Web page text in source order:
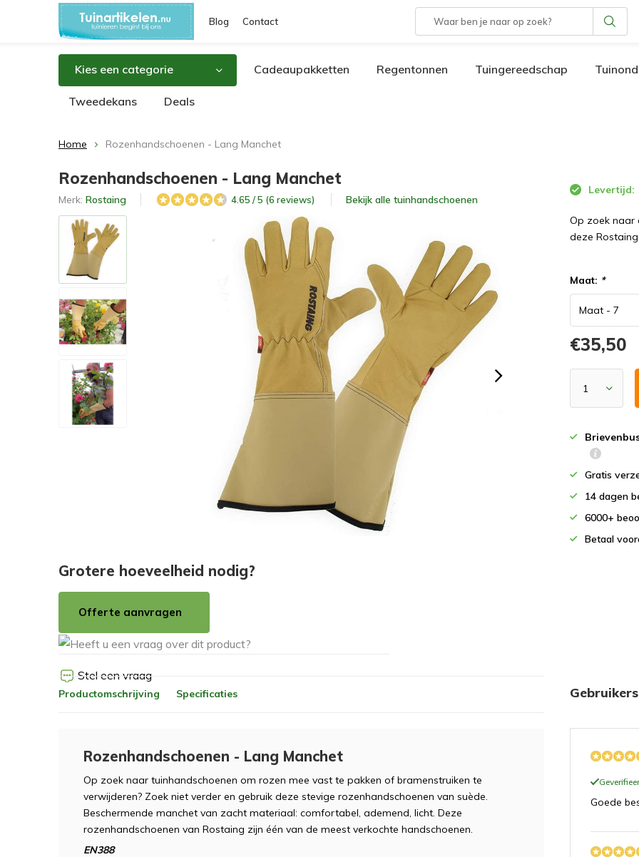
Blog Contact
Kies een categorie Cadeaupakketten Regentonnen Tuingereedschap
Tweedekans Deals
Home Rozenhandschoenen - Lang Manchet
Rozenhandschoenen - Lang Manchet
Merk: Rostaing 4.65 / 5 (6 reviews) Bekijk alle tuinhandschoenen
Levertijd:
Op zoek naar
deze
Maat: *
€35,50
Gratis
14 dagen
6000+
Betaal
Grotere hoeveelheid nodig?
Offerte aanvragen
Stel een vraag
Productomschrijving Specificaties
Rozenhandschoenen - Lang Manchet
Op zoek naar tuinhandschoenen om rozen mee vast te pakken of bramenstruiken te
verwijderen? Zoek niet verder en gebruik deze stevige rozenhandschoenen van suède.
Beschermende manchet van zacht materiaal: comfortabel, ademend, licht. Deze
rozenhandschoenen van Rostaing zijn één van de meest verkochte handschoenen.
EN388
Goede